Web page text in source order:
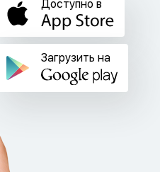
Доступно в
Загрузить на